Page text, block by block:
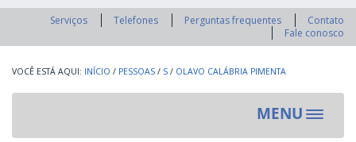
Buscar
Serviços Telefones Perguntas frequentes
Contato
Fale conosco
INÍCIO / PESSOAS / S / OLAVO CALÁBRIA PIMENTA
MENU
Toggle